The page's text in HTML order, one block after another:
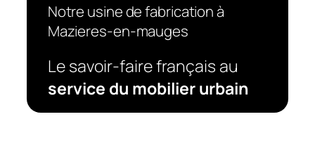
Notre usine de fabrication à
Mazieres-en-mauges
Le savoir-faire français au
service du mobilier urbain